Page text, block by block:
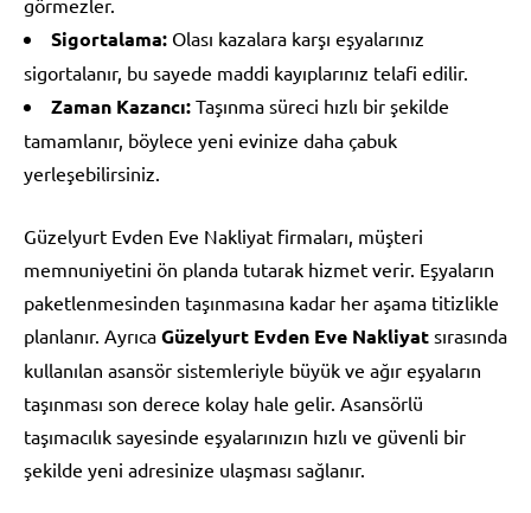
Sigortalama: Olası kazalara karşı eşyalarınız
sigortalanır, bu sayede maddi kayıplarınız telafi edilir.
Zaman Kazancı: Taşınma süreci hızlı bir şekilde
tamamlanır, böylece yeni evinize daha çabuk
yerleşebilirsiniz.
Güzelyurt Evden Eve Nakliyat firmaları, müşteri
memnuniyetini ön planda tutarak hizmet verir. Eşyaların
paketlenmesinden taşınmasına kadar her aşama titizlikle
planlanır. Ayrıca Güzelyurt Evden Eve Nakliyat sırasında
kullanılan asansör sistemleriyle büyük ve ağır eşyaların
taşınması son derece kolay hale gelir. Asansörlü
taşımacılık sayesinde eşyalarınızın hızlı ve güvenli bir
şekilde yeni adresinize ulaşması sağlanır.